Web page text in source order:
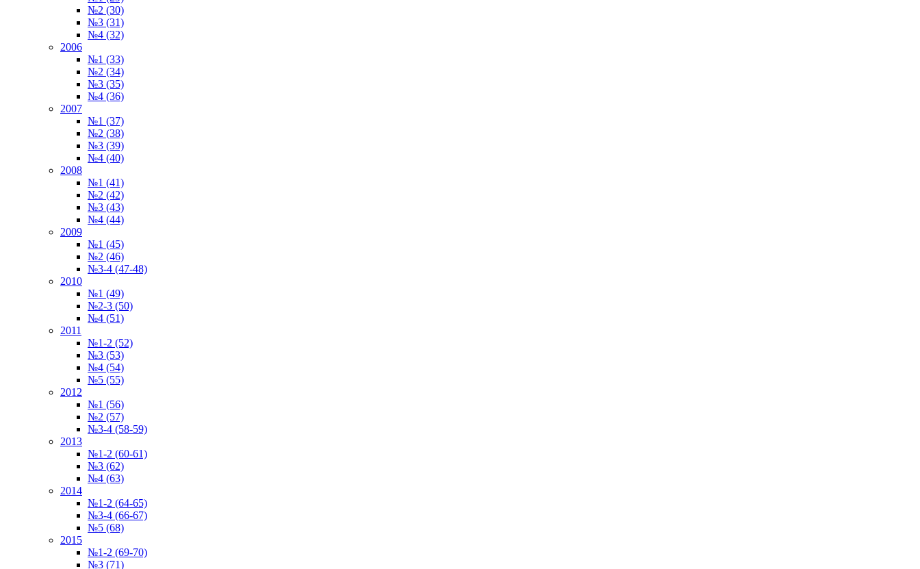
№2 (30)
№3 (31)
№4 (32)
2006
№1 (33)
№2 (34)
№3 (35)
№4 (36)
2007
№1 (37)
№2 (38)
№3 (39)
№4 (40)
2008
№1 (41)
№2 (42)
№3 (43)
№4 (44)
2009
№1 (45)
№2 (46)
№3-4 (47-48)
2010
№1 (49)
№2-3 (50)
№4 (51)
2011
№1-2 (52)
№3 (53)
№4 (54)
№5 (55)
2012
№1 (56)
№2 (57)
№3-4 (58-59)
2013
№1-2 (60-61)
№3 (62)
№4 (63)
2014
№1-2 (64-65)
№3-4 (66-67)
№5 (68)
2015
№1-2 (69-70)
№3 (71)